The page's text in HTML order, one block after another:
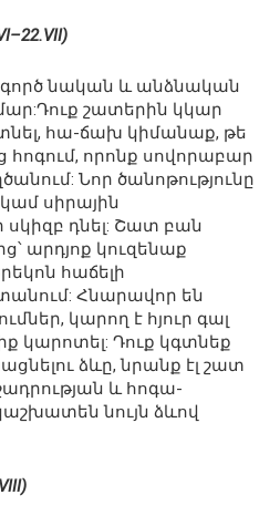
նական և անձնական
շատերին կկար
հա-ճախ կիմանաք, թե
հոգում, որոնք սովորաբար
Նոր ծանոթությունը
սիրային
սկիզբ դնել: Շատ բան
արդյոք կուզենաք
հաճելի
Հնարավոր են
կարող է հյուր գալ
կարոտել: Դուք կգտնեք
ձևը, նրանք էլ շատ
և հոգա-
նույն ձևով